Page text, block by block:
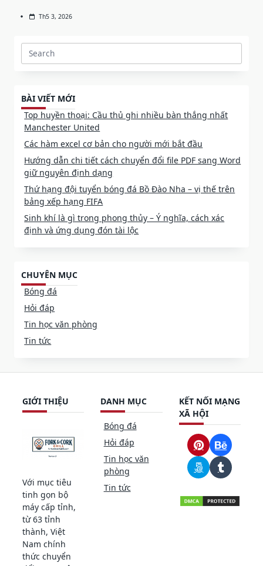
Th5 3, 2026
Search
BÀI VIẾT MỚI
Top huyền thoại: Cầu thủ ghi nhiều bàn thắng nhất
Manchester United
Các hàm excel cơ bản cho người mới bắt đầu
Hướng dẫn chi tiết cách chuyển đổi file PDF sang Word
giữ nguyên định dạng
Thứ hạng đội tuyển bóng đá Bồ Đào Nha – vị thế trên
bảng xếp hạng FIFA
Sinh khí là gì trong phong thủy – Ý nghĩa, cách xác
định và ứng dụng đón tài lộc
CHUYÊN MỤC
Bóng đá
Hỏi đáp
Tin học văn phòng
Tin tức
GIỚI THIỆU
Với mục tiêu
tinh gọn bộ
máy cấp tỉnh,
từ 63 tỉnh
thành, Việt
Nam chính
thức chuyển
DANH MỤC
Bóng đá
Hỏi đáp
Tin học văn
phòng
Tin tức
KẾT NỐI MẠNG
XÃ HỘI